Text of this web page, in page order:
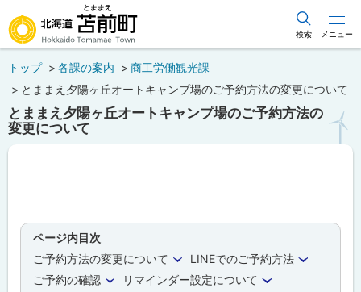
文
メ
ュ
ー
北海道苫前町
Hokkaido Tomamae Town
検索 メニュー
トップ 各課の案内
商工労働観光課
とままえ夕陽ヶ丘オートキャンプ場のご予約方法の変更について
とままえ夕陽ヶ丘オートキャンプ場のご予約方法の
変更について
ページ内目次
ご予約方法の変更について
LINEでのご予約方法
ご予約の確認
リマインダー設定について